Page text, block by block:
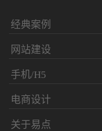
经典案例
网站建设
手机/H5
电商设计
关于易点